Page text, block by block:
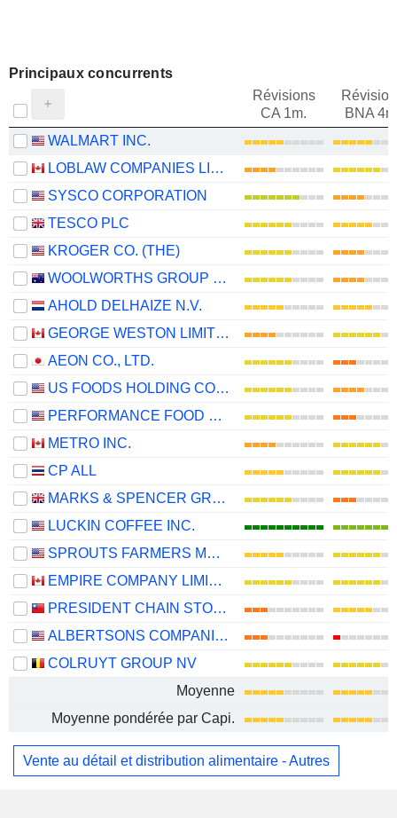
Principaux concurrents
Révisions
CA 1m.
BNA
WALMART INC.
LOBLAW COMPANIES LIMITED
SYSCO CORPORATION
TESCO PLC
KROGER CO. (THE)
WOOLWORTHS GROUP LIMITED
AHOLD DELHAIZE N.V.
GEORGE WESTON LIMITED
AEON CO., LTD.
US FOODS HOLDING CORP.
PERFORMANCE FOOD GROUP COMPANY
METRO INC.
CP ALL
MARKS & SPENCER GROUP PLC
LUCKIN COFFEE INC.
SPROUTS FARMERS MARKET, INC.
EMPIRE COMPANY LIMITED
PRESIDENT CHAIN STORE CORPORATION
ALBERTSONS COMPANIES, INC.
COLRUYT GROUP NV
Moyenne
Moyenne pondérée par Capi.
Vente au détail et distribution alimentaire - Autres